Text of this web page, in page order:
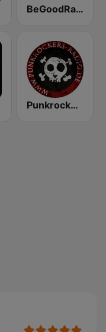
BeGoodRadio - 80s Punk Rock
Punkrockers Radio